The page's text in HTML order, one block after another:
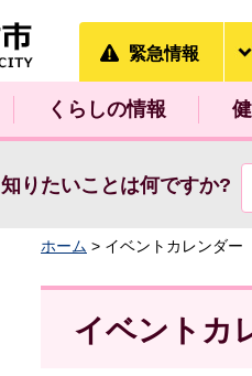
緊急情報
くらしの情報
知りたいことは何ですか?
ホーム > イベントカレンダー
イベントカ